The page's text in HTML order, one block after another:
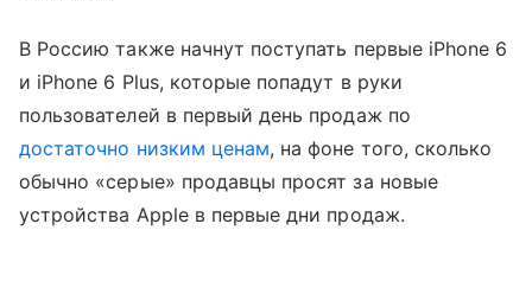
В Россию также начнут поступать первые iPhone 6
и iPhone 6 Plus, которые попадут в руки
пользователей в первый день продаж по
достаточно низким ценам, на фоне того, сколько
обычно «серые» продавцы просят за новые
устройства Apple в первые дни продаж.